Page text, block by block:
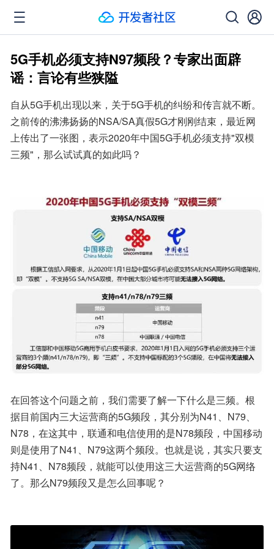
5G手机必须支持N97频段？专家出面辟
谣：言论有些狭隘
自从5G手机出现以来，关于5G手机的纠纷和传言就不断。
之前传的沸沸扬扬的NSA/SA真假5G才刚刚结束，最近网
上传出了一张图，表示2020年中国5G手机必须支持"双模
三频"，那么试试真的如此吗？
在回答这个问题之前，我们需要了解一下什么是三频。根
据目前国内三大运营商的5G频段，其分别为N41、N79、
N78，在这其中，联通和电信使用的是N78频段，中国移动
则是使用了N41、N79这两个频段。也就是说，其实只要支
持N41、N78频段，就能可以使用这三大运营商的5G网络
了。那么N79频段又是怎么回事呢？